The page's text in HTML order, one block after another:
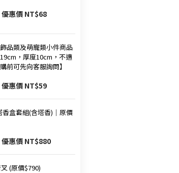
優惠價 NT$68
品類及萌寵類小件商品
，厚度10cm，不適
前可先向客服詢問】
優惠價 NT$59
香盒套組(含塔香)│原價
優惠價 NT$880
(原價$790)